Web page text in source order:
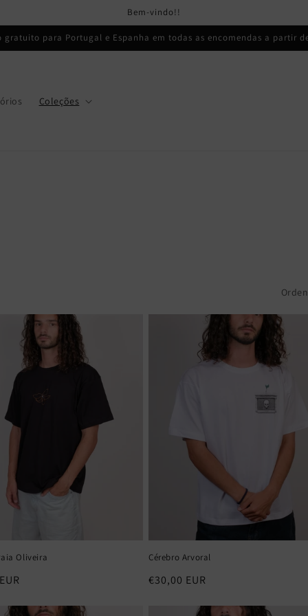
Bem-vindo!!
gratuito para Portugal e Espanha em todas as encomendas a partir
Coleções
Oliveira Cérebro Arvoral
Preço
€30,00 EUR